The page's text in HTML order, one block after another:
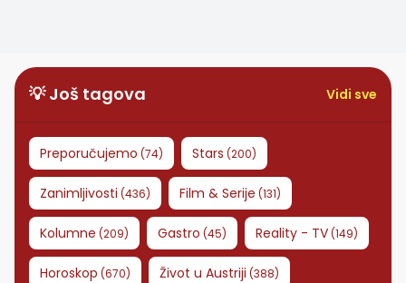
💡 Još tagova Vidi sve
Preporučujemo (74) Stars (200)
Zanimljivosti (436) Film & Serije (131)
Kolumne (209) Gastro (45) Reality - TV(149)
Horoskop (670) Život u Austriji (388)